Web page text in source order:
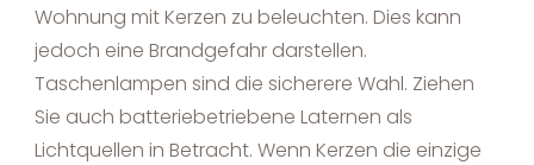
Wohnung mit Kerzen zu beleuchten. Dies kann
jedoch eine Brandgefahr darstellen.
Taschenlampen sind die sicherere Wahl. Ziehen
Sie auch batteriebetriebene Laternen als
Lichtquellen in Betracht. Wenn Kerzen die einzige